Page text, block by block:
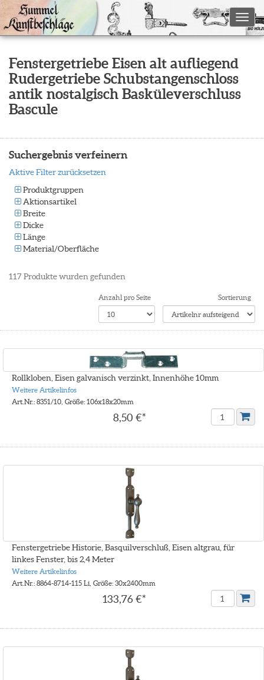
Fenstergetriebe Eisen alt aufliegend
Rudergetriebe Schubstangenschloss
antik nostalgisch Basküleverschluss
Bascule
Suchergebnis verfeinern
Aktive Filter zurücksetzen
Produktgruppen
Aktionsartikel
Breite
Dicke
Länge
Material/Oberfläche
117Produkte wurden gefunden
Anzahl pro Seite Sortierung
Rollkloben, Eisen galvanisch verzinkt, Innenhöhe 10mm
Weitere Artikelinfos
Art.Nr.: 8351/10, Größe: 106x18x20mm
8,50 €*
Fenstergetriebe Historie, Basquilverschluß, Eisen altgrau, für
linkes Fenster, bis 2,4 Meter
Weitere Artikelinfos
Art.Nr.: 8864-8714-115 Li, Größe: 30x2400mm
133,76 €*